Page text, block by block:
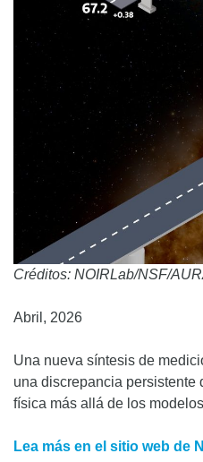
Créditos: NOIRLab/NSF/
Abril, 2026
Una nueva síntesis de
una discrepancia persistente
física más allá de los
Lea más en el sitio web de